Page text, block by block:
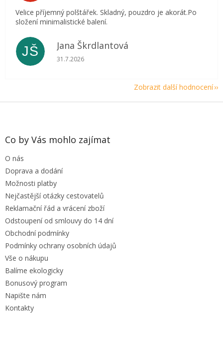
Velice příjemný polštářek. Skladný, pouzdro je akorát.Po
složení minimalistické balení.
JŠ Jana Škrdlantová
Hodnocení obchodu je 5 z 5 hvězdiček.
31.7.2026
Zobrazit další hodnocení
Z
Co by Vás mohlo zajímat
O nás
Doprava a dodání
Možnosti platby
Nejčastější otázky cestovatelů
Reklamační řád a vrácení zboží
Odstoupení od smlouvy do 14 dní
Obchodní podmínky
Podmínky ochrany osobních údajů
Vše o nákupu
Balíme ekologicky
Bonusový program
Napište nám
Kontakty